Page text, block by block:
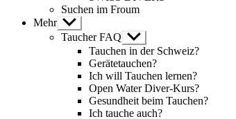
Suchen im Froum
Mehr Untermenü
anzeigen
Taucher FAQ Untermenü
anzeigen
Tauchen in der Schweiz?
Gerätetauchen?
Ich will Tauchen lernen?
Open Water Diver-Kurs?
Gesundheit beim Tauchen?
Ich tauche auch?